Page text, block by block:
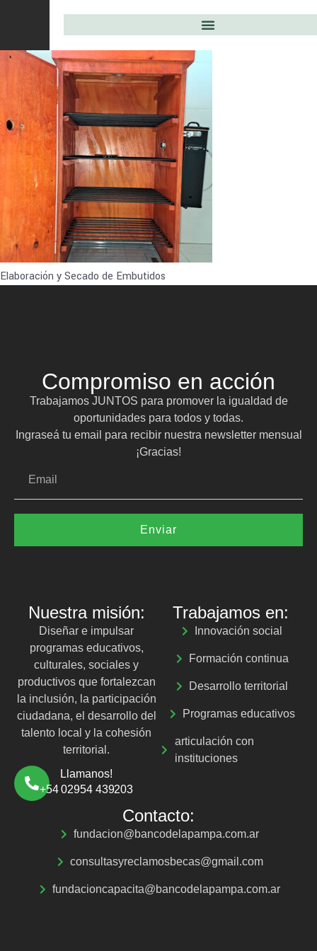
Elaboración y Secado de Embutidos
Compromiso en acción
Trabajamos JUNTOS para promover la igualdad de
oportunidades para todos y todas.
Ingraseá tu email para recibir nuestra newsletter mensual
¡Gracias!
Enviar
Nuestra misión:
Diseñar e impulsar
programas educativos,
culturales, sociales y
productivos que fortalezcan
la inclusión, la participación
ciudadana, el desarrollo del
talento local y la cohesión
territorial.
Llamanos!
+54 02954 439203
Trabajamos en:
Innovación social
Formación continua
Desarrollo territorial
Programas educativos
articulación con
instituciones
Contacto:
fundacion@bancodelapampa.com.ar
consultasyreclamosbecas@gmail.com
fundacioncapacita@bancodelapampa.com.ar